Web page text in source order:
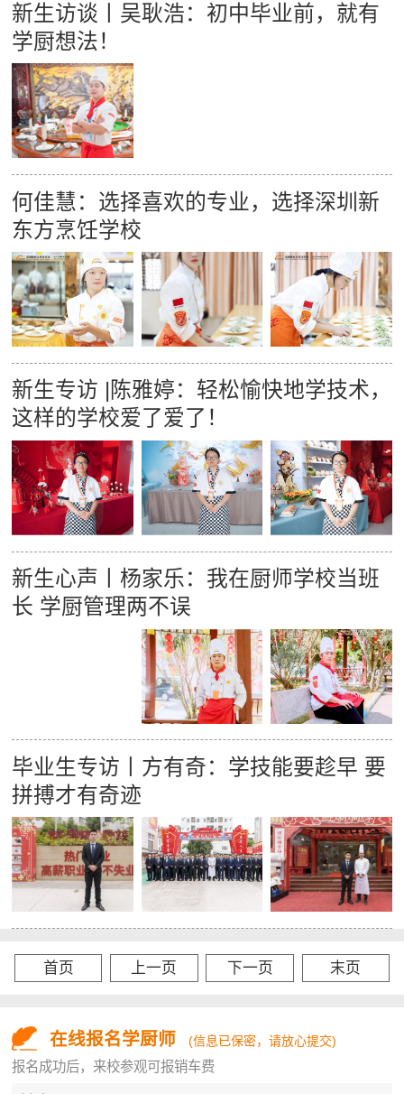
新生访谈丨吴耿浩：初中毕业前，就有
学厨想法！
何佳慧：选择喜欢的专业，选择深圳新
东方烹饪学校
新生专访 |陈雅婷：轻松愉快地学技术，
这样的学校爱了爱了！
新生心声丨杨家乐：我在厨师学校当班
长 学厨管理两不误
毕业生专访丨方有奇：学技能要趁早 要
拼搏才有奇迹
首页 上一页 下一页 末页
在线报名学厨师 (信息已保密，请放心提交)
报名成功后，来校参观可报销车费